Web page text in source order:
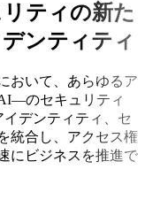
ティの新た
ンティティ
おいて、あらゆるア
のセキュリティ
イデンティティ、セ
統合し、アクセス権
にビジネスを推進で